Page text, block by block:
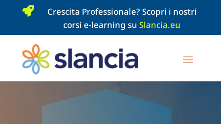

Crescita Professionale? Scopri i nostri
corsi e-learning suSlancia.eu